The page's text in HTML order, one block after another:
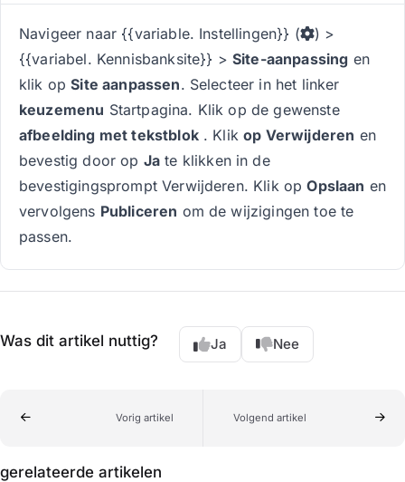
Navigeer naar {{variable. Instellingen}} (
) >
{{variabel. Kennisbanksite}} > Site-aanpassing en
klik opSite aanpassen. Selecteer in het linker
keuzemenu Startpagina. Klik op de gewenste
afbeelding met tekstblok. Klikop Verwijderen en
bevestig door op Ja te klikken in de
bevestigingsprompt Verwijderen. Klik opOpslaan en
vervolgens Publiceren om de wijzigingen toe te
passen.
Was dit artikel nuttig? Ja Nee
Vorig artikel Volgend artikel
gerelateerde artikelen